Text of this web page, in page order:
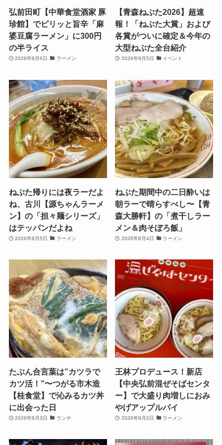
弘前田町【中華食堂酒家 豚
珍館】でピリッと旨辛「麻
婆豆腐ラーメン」に300円
の半ライス
2026年8月6日 ラーメン
【青森ねぶた2026】超速
報！「ねぶた大賞」および
各賞がついに確定＆今年の
大型ねぶた全台紹介
2026年8月5日 イベント
ねぶた帰りには夜ラーだよ
ね、古川【源ちゃんラーメ
ン】の「担々麺シリーズ」
はテッパンだよね
2026年8月5日 ラーメン
ねぶた期間中の二日酔いは
朝ラーで晴らすべし〜【青
森大勝軒】の「煮干しラー
メン＆肉そぼろ飯」
2026年8月4日 ラーメン
たぶん合言葉は”カツラで
カツ活！”〜つがる市木造
【桂食堂】で沁みるカツ丼
に出会った日
2026年8月3日 ランチ
王林プロデュース！新店
【中央弘前混ぜそばセンタ
ー】で大盛り肉増しにおみ
やげアップルパイ
2026年8月2日 ラーメン